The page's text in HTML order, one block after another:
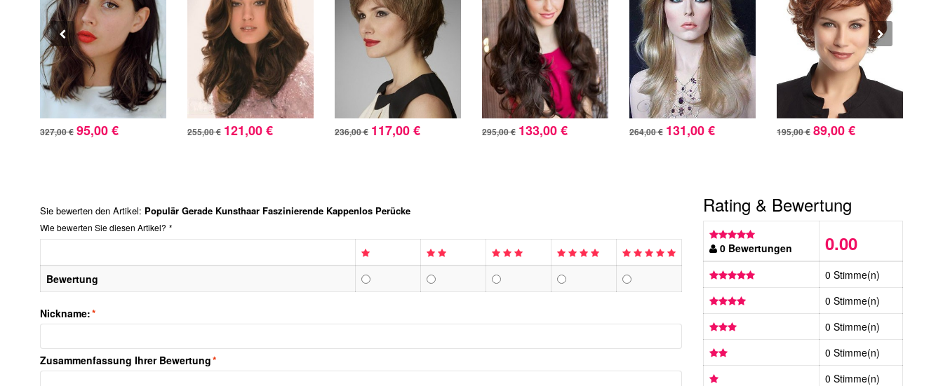
327,00 € 95,00 € 255,00 € 121,00 € 236,00 € 117,00 € 295,00 € 133,00 € 264,00 € 131,00 € 195,00 € 89,00 €
Sie bewerten den Artikel: Populär Gerade Kunsthaar Faszinierende Kappenlos Perücke
Wie bewerten Sie diesen Artikel? *
Bewertung
*
Nickname:
*
Zusammenfassung Ihrer Bewertung
Rating & Bewertung
0 Bewertungen 0.00
0 Stimme(n)
0 Stimme(n)
0 Stimme(n)
0 Stimme(n)
0 Stimme(n)